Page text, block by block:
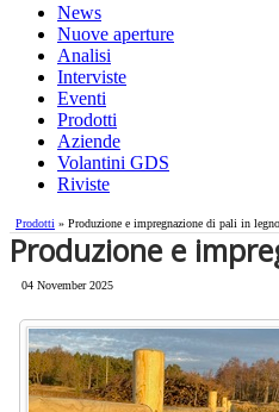
News
Nuove aperture
Analisi
Interviste
Eventi
Prodotti
Aziende
Volantini GDS
Riviste
Prodotti » Produzione e impregnazione di pali in legno
Produzione e
04 November 2025